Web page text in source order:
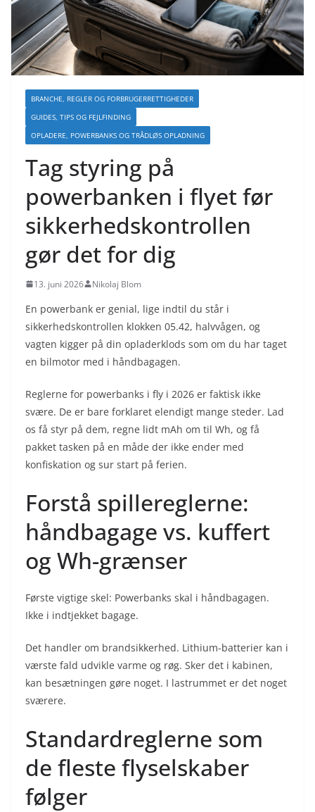
BRANCHE, REGLER OG FORBRUGERRETTIGHEDER
GUIDES, TIPS OG FEJLFINDING
OPLADERE, POWERBANKS OG TRÅDLØS OPLADNING
Tag styring på
powerbanken i flyet før
sikkerhedskontrollen
gør det for dig
13. juni 2026 Nikolaj Blom
En powerbank er genial, lige indtil du står i
sikkerhedskontrollen klokken 05.42, halvvågen, og
vagten kigger på din opladerklods som om du har taget
en bilmotor med i håndbagagen.
Reglerne for powerbanks i fly i 2026 er faktisk ikke
svære. De er bare forklaret elendigt mange steder. Lad
os få styr på dem, regne lidt mAh om til Wh, og få
pakket tasken på en måde der ikke ender med
konfiskation og sur start på ferien.
Forstå spillereglerne:
håndbagage vs. kuffert
og Wh-grænser
Første vigtige skel: Powerbanks skal i håndbagagen.
Ikke i indtjekket bagage.
Det handler om brandsikkerhed. Lithium-batterier kan i
værste fald udvikle varme og røg. Sker det i kabinen,
kan besætningen gøre noget. I lastrummet er det noget
sværere.
Standardreglerne som
de fleste flyselskaber
følger